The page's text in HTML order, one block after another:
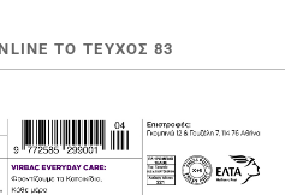
ΤΟ ΤΕΎΧΟΣ 83